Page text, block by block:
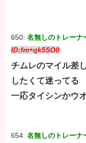
650:名無しのトレーナ
ID:fm+qk5SO0
チムレのマイル差
したくて迷ってる
一応タイシンかウ
654:名無しのトレーナ